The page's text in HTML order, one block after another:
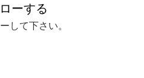
ーする
して下さい。